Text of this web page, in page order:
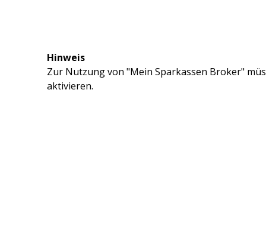
Hinweis
Zur Nutzung von "Mein Sparkassen Broker"
aktivieren.